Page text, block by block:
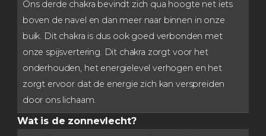
Ons derde chakra bevindt zich qua hoogte net iets
boven de navel en dan meer naar binnen in onze
buik. Dit chakra is dus ook goed verbonden met
onze spijsvertering. Dit chakra zorgt voor het
onderhouden, het energielevel verhogen en het
zorgt ervoor dat de energie zich kan verspreiden
door ons lichaam.
Wat is de zonnevlecht?